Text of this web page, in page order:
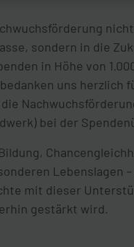
sondern in die
in Höhe von
uns herzlich
bei der
Lebenslagen
mit dieser
gestärkt wird.